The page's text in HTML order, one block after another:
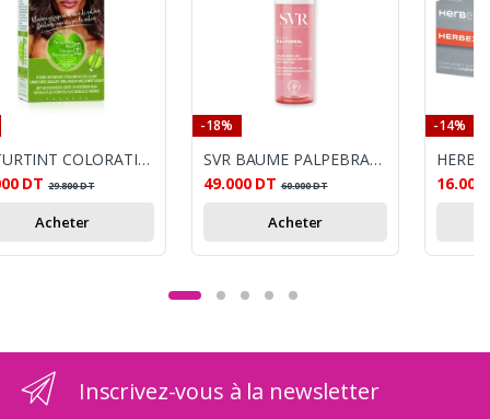
NATURTINT COLORATION PERMANANTE 6.7 BLOND FONCE MARRON 170ML
DT 29.800DT
Acheter
-18%
SVR BAUME PALPEBRAL 30ML
49.000 DT 60.000DT
Acheter
-14%
16.000
Inscrivez-vous à la newsletter